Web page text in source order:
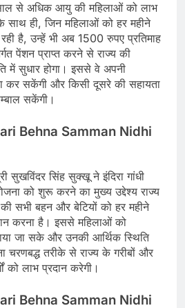
से अधिक आयु की महिलाओं को लाभ
साथ ही, जिन महिलाओं को हर महीने
है, उन्हें भी अब 1500 रुपए प्रतिमाह
पेंशन प्राप्त करने से राज्य की
में सुधार होगा। इससे वे अपनी
कर सकेंगी और किसी दूसरे की सहायता
सकेंगी।
Behna Samman Nidhi
सुखविंदर सिंह सुक्खू ने इंदिरा गांधी
को शुरू करने का मुख्य उद्देश्य राज्य
सभी बहन और बेटियों को हर महीने
करना है। इससे महिलाओं को
जा सके और उनकी आर्थिक स्थिति
तरीके से राज्य के गरीबों और
को लाभ प्रदान करेगी।
Behna Samman Nidhi